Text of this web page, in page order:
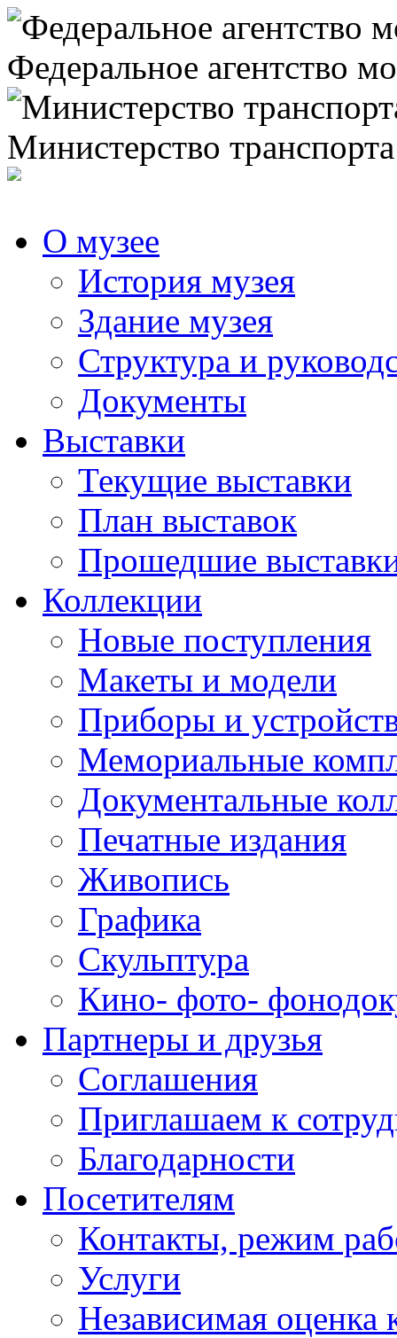
Федеральное агентство
Министерство
О музее
История музея
Здание музея
Структура и
Документы
Выставки
Текущие выставки
План выставок
Прошедшие
Коллекции
Новые поступления
Макеты и модели
Приборы и
Мемориальные
Документальные
Печатные издания
Живопись
Графика
Скульптура
Кино- фото-
Партнеры и друзья
Соглашения
Приглашаем к
Благодарности
Посетителям
Контакты, режим
Услуги
Независимая оценка